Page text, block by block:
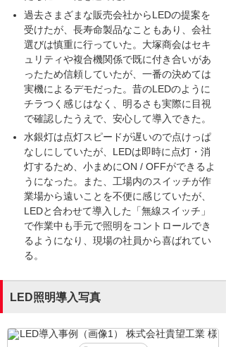
過去さまざまな販売会社からLEDの提案を
受けたが、長寿命製品なこともあり、会社
選びは慎重に行っていた。大塚商会はセキ
ュリティや複合機関係で既に付き合いがあ
ったため信頼していたが、一番の決めては
実機によるデモだった。昔のLEDのように
チラつく感じはなく、明るさも実際に目視
で確認したうえで、安心して導入できた。
水銀灯は点灯スピードが遅いので点けっぱ
なしにしていたが、LEDは即時に点灯・消
灯するため、小まめにON / OFFができるよ
うになった。また、工場内のスイッチが作
業場から遠いことを不便に感じていたが、
LEDと合わせて導入した「無線スイッチ」
で作業中も手元で照明をコントロールでき
るようになり、現場の社員から喜ばれてい
る。
LED照明導入写真